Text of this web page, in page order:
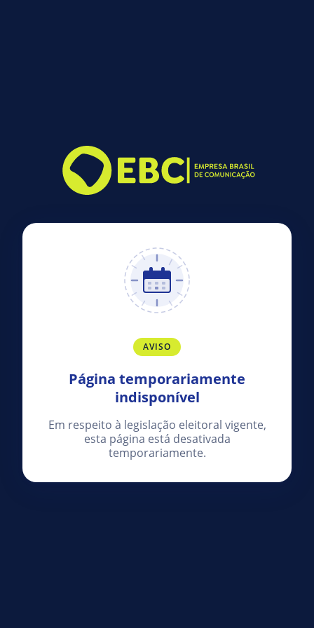
AVISO
Página temporariamente
indisponível
Em respeito à legislação eleitoral vigente,
esta página está desativada
temporariamente.